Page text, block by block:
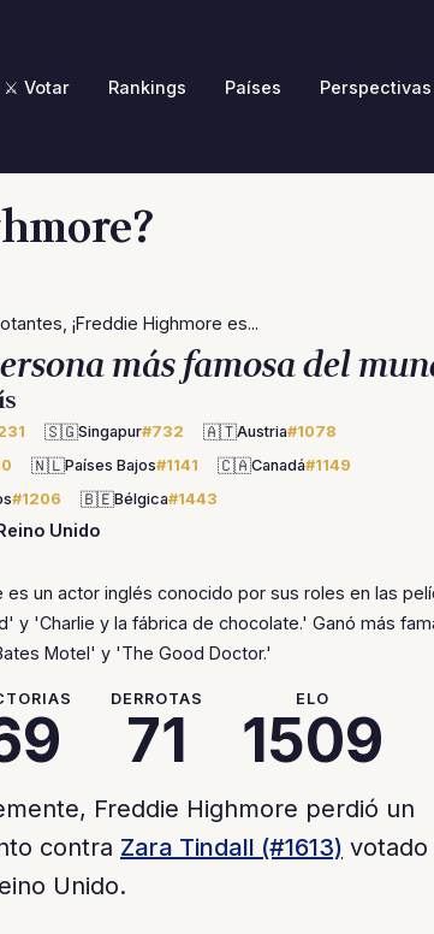
⚔️ Votar Rankings Países Perspectivas
¡Freddie Highmore es...
más famosa del
🇸🇬Singapur#732 🇦🇹Austria#1078
🇳🇱Países Bajos#1141 🇨🇦Canadá#1149
#1206 🇧🇪Bélgica#1443
Unido
es un actor inglés conocido por sus roles en las
y 'Charlie y la fábrica de chocolate.' Ganó más
Motel' y 'The Good Doctor.'
DERROTAS
71
ELO
1509
Freddie Highmore perdió un
contra Zara Tindall (#1613)
Unido.